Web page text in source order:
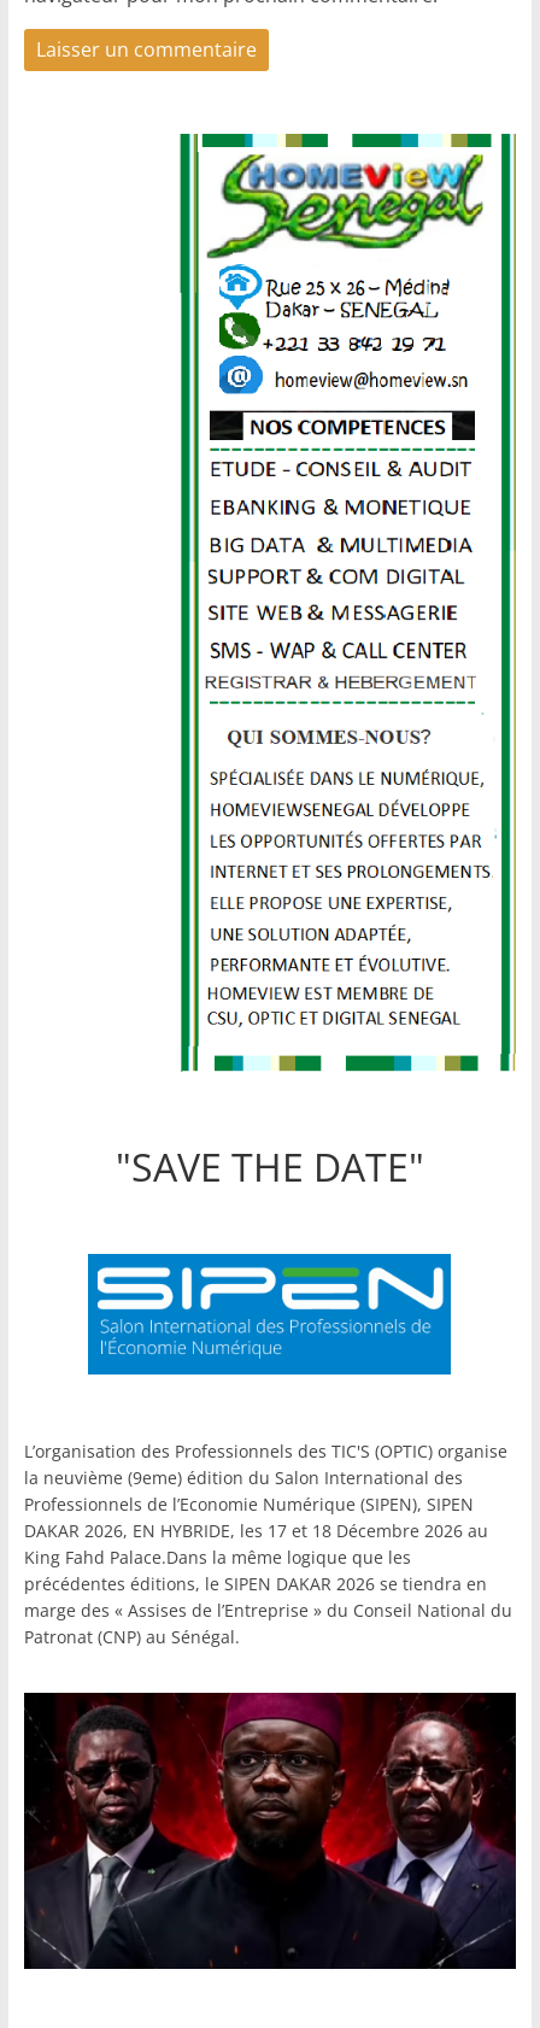
"SAVE THE DATE"
L’organisation des Professionnels des TIC'S (OPTIC) organise
la neuvième (9eme) édition du Salon International des
Professionnels de l’Economie Numérique (SIPEN), SIPEN
DAKAR 2026, EN HYBRIDE, les 17 et 18 Décembre 2026 au
King Fahd Palace.Dans la même logique que les
précédentes éditions, le SIPEN DAKAR 2026 se tiendra en
marge des « Assises de l’Entreprise » du Conseil National du
Patronat (CNP) au Sénégal.